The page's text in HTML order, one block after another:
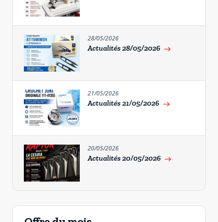
28/05/2026
Actualités 28/05/2026 east
21/05/2026
Actualités 21/05/2026 east
20/05/2026
Actualités 20/05/2026 east